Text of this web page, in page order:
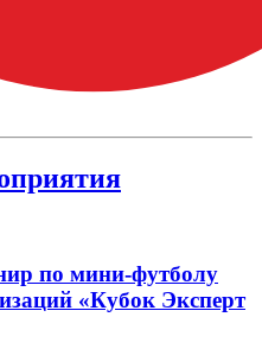
по мини-футболу
«Кубок Эксперт